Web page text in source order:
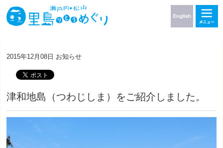
2015年12月08日 お知らせ
津和地島（つわじしま）をご紹介しました。